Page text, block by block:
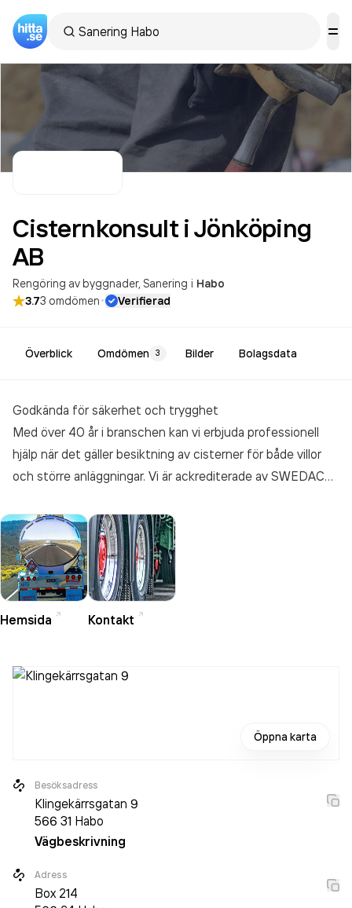
Cisternkonsult i Jönköping
AB
Rengöring av byggnader Sanering i Habo
3.73 omdömen· Verifierad
Överblick Omdömen 3 Bilder Bolagsdata
Godkända för säkerhet och trygghet
Med över 40 år i branschen kan vi erbjuda professionell
hjälp när det gäller besiktning av cisterner för både villor
och större anläggningar. Vi är ackrediterade av SWEDAC
för att utföra allt från tillverkning, installation,
kontrollbesiktning samt sanering och demontering av hela
oljeanläggningar. Eftersom eldningsolja (oljerester) klassas
som miljöfarligt avfall har vi även tillstånd av länsstyrelsen
att transportera miljöfarligt avfall.
Hemsida Kontakt
Öppna karta
Besöksadress
Klingekärrsgatan 9
566 31 Habo
Vägbeskrivning
Adress
Box 214